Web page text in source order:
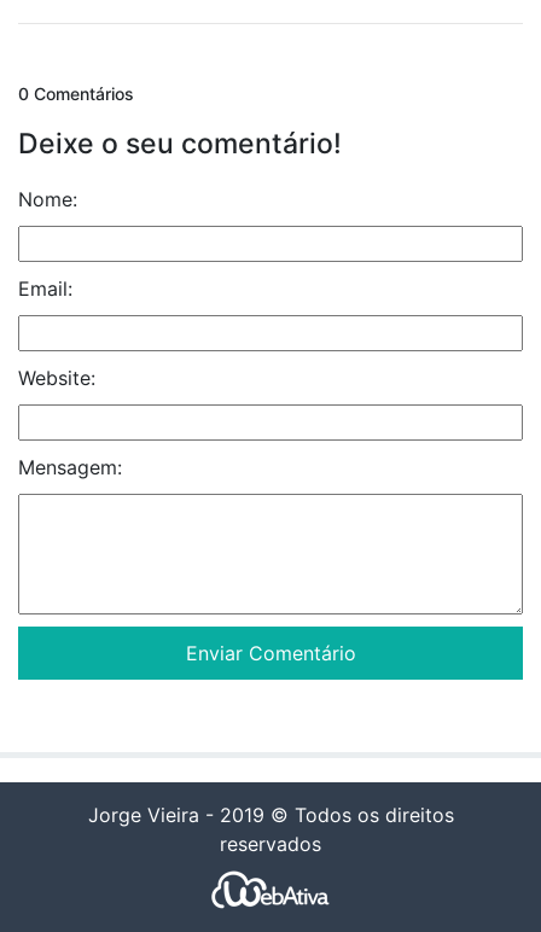
0 Comentários
Deixe o seu comentário!
Nome:
Email:
Website:
Mensagem:
Jorge Vieira - 2019 © Todos os direitos
reservados